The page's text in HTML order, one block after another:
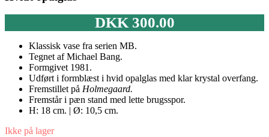
DKK300.00
Klassisk vase fra serien MB.
Tegnet af Michael Bang.
Formgivet 1981.
Udført i formblæst i hvid opalglas med klar krystal overfang.
Fremstillet på Holmegaard.
Fremstår i pæn stand med lette brugsspor.
H: 18 cm. | Ø: 10,5 cm.
Ikke på lager